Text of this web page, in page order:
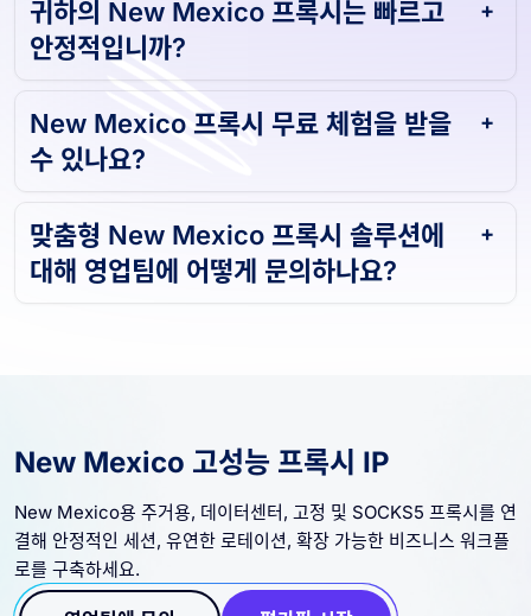
귀하의 New Mexico 프록시는 빠르고
안정적입니까?
New Mexico 프록시 무료 체험을 받을
수 있나요?
맞춤형 New Mexico 프록시 솔루션에
대해 영업팀에 어떻게 문의하나요?
New Mexico 고성능 프록시 IP
New Mexico용 주거용, 데이터센터, 고정 및 SOCKS5 프록시를 연
결해 안정적인 세션, 유연한 로테이션, 확장 가능한 비즈니스 워크플
로를 구축하세요.